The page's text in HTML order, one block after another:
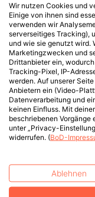
Wir nutzen Cookies und
Einige von ihnen sind
verwenden wir
serverseitiges Tracking),
und wie sie genutzt wird.
Marketingzwecken und
Drittanbieter ein,
Tracking-Pixel, IP-
werden. Auf unserer
Anbietern ein (Video-
Datenverarbeitung und
keinen Einfluss. Mit
beschriebenen Vorgänge
unter „Privacy-
widerrufen. (BoD-
Ablehnen